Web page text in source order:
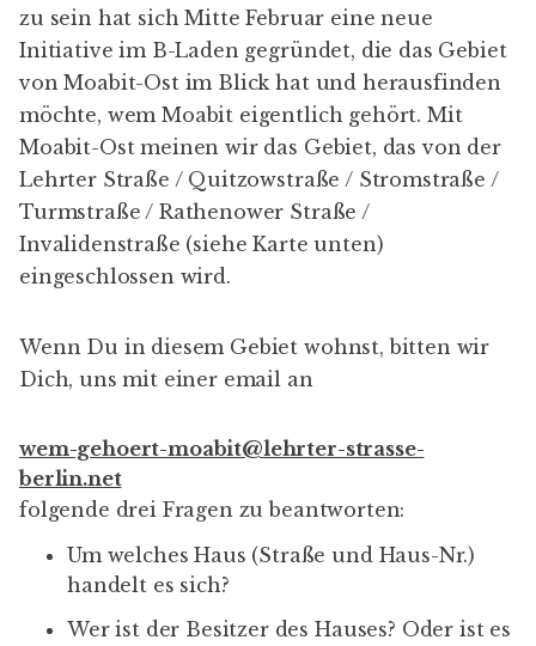
zu sein hat sich Mitte Februar eine neue
Initiative im B-Laden gegründet, die das Gebiet
von Moabit-Ost im Blick hat und herausfinden
möchte, wem Moabit eigentlich gehört. Mit
Moabit-Ost meinen wir das Gebiet, das von der
Lehrter Straße / Quitzowstraße / Stromstraße /
Turmstraße / Rathenower Straße /
Invalidenstraße (siehe Karte unten)
eingeschlossen wird.
Wenn Du in diesem Gebiet wohnst, bitten wir
Dich, uns mit einer email an
wem-gehoert-moabit@lehrter-strasse-
berlin.net
folgende drei Fragen zu beantworten:
Um welches Haus (Straße und Haus-Nr.)
handelt es sich?
Wer ist der Besitzer des Hauses? Oder ist es